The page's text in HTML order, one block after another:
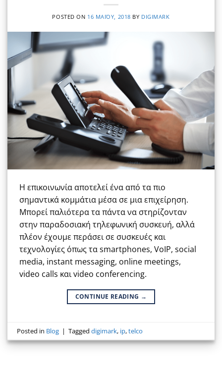
POSTED ON 16 ΜΑΪ́ΟΥ, 2018 BY DIGIMARK
Η επικοινωνία αποτελεί ένα από τα πιο
σημαντικά κομμάτια μέσα σε μια επιχείρηση.
Μπορεί παλιότερα τα πάντα να στηρίζονταν
στην παραδοσιακή τηλεφωνική συσκευή, αλλά
πλέον έχουμε περάσει σε συσκευές και
τεχνολογίες όπως τα smartphones, VoIP, social
media, instant messaging, online meetings,
video calls και video conferencing.
CONTINUE READING →
Posted in Blog | Taggeddigimark, ip,telco